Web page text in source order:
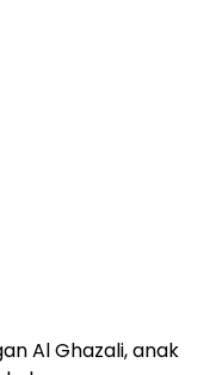
Al Ghazali, anak